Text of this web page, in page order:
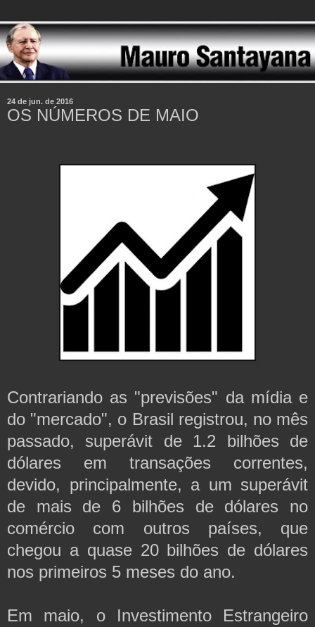
24 de jun. de 2016
OS NÚMEROS DE MAIO
Contrariando as "previsões" da mídia e
do "mercado", o Brasil registrou, no mês
passado, superávit de 1.2 bilhões de
dólares em transações correntes,
devido, principalmente, a um superávit
de mais de 6 bilhões de dólares no
comércio com outros países, que
chegou a quase 20 bilhões de dólares
nos primeiros 5 meses do ano.
Em maio, o Investimento Estrangeiro